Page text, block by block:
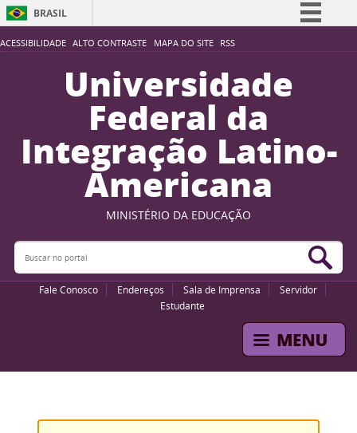
ACESSIBILIDADE ALTO CONTRASTE MAPA DO SITE RSS
BRASIL
Simplifique!
Participe
Acesso à informação
Legislação
Canais
Universidade
Federal da
Integração Latino-
Americana
MINISTÉRIO DA EDUCAÇÃO
Buscar no portal
Fale Conosco Endereços Sala de Imprensa
Servidor
Estudante